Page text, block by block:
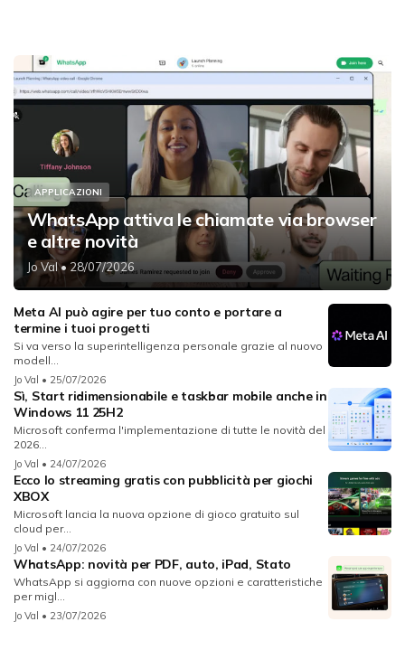
APPLICAZIONI
WhatsApp attiva le chiamate via browser
e altre novità
Jo Val• 28/07/2026
Meta AI può agire per tuo conto e portare a
termine i tuoi progetti
Si va verso la superintelligenza personale grazie al nuovo
modell...
Jo Val • 25/07/2026
Sì, Start ridimensionabile e taskbar mobile anche in
Windows 11 25H2
Microsoft conferma l'implementazione di tutte le novità del
2026...
Jo Val • 24/07/2026
Ecco lo streaming gratis con pubblicità per giochi
XBOX
Microsoft lancia la nuova opzione di gioco gratuito sul
cloud per...
Jo Val • 24/07/2026
WhatsApp: novità per PDF, auto, iPad, Stato
WhatsApp si aggiorna con nuove opzioni e caratteristiche
per migl...
Jo Val • 23/07/2026